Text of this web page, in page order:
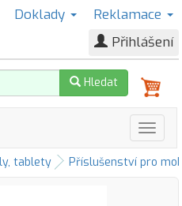
Doklady
Reklamace
Přihlášení
Hledat
tablety Příslušenství pro